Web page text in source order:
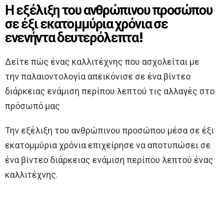
Η εξέλιξη του ανθρώπινου προσώπου
σε έξι εκατομμύρια χρόνια σε
ενενήντα δευτερόλεπτα!
Δείτε πώς ένας καλλιτέχνης που ασχολείται με
την παλαιοντολογία απεικόνισε σε ένα βίντεο
διάρκειας ενάμιση περίπου λεπτού τις αλλαγές στο
πρόσωπό μας
Την εξέλιξη του ανθρώπινου προσώπου μέσα σε έξι
εκατομμύρια χρόνια επιχείρησε να αποτυπώσει σε
ένα βίντεο διάρκειας ενάμιση περίπου λεπτού ένας
καλλιτέχνης.